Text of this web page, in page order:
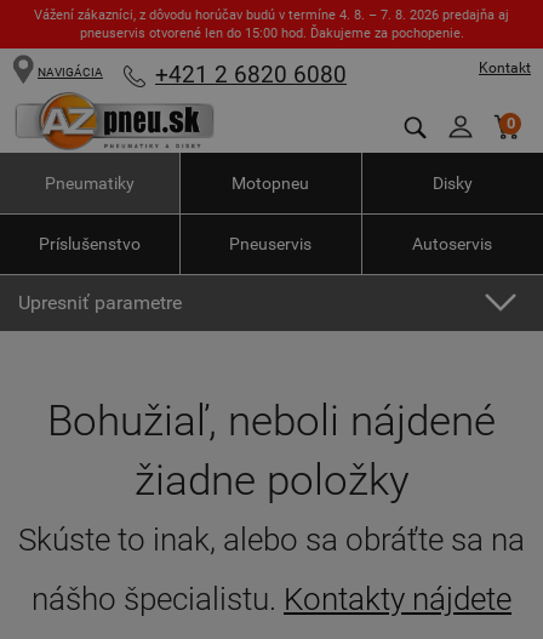
Vážení zákazníci, z dôvodu horúčav budú v termíne 4. 8. – 7. 8. 2026 predajňa aj
pneuservis otvorené len do 15:00 hod. Ďakujeme za pochopenie.
Kontakt
NAVIGÁCIA +421 2 6820 6080
0
Pneumatiky Motopneu Disky
Príslušenstvo Pneuservis Autoservis
Upresniť parametre
Bohužiaľ, neboli nájdené
žiadne položky
Skúste to inak, alebo sa obráťte sa na
nášho špecialistu. Kontakty nájdete